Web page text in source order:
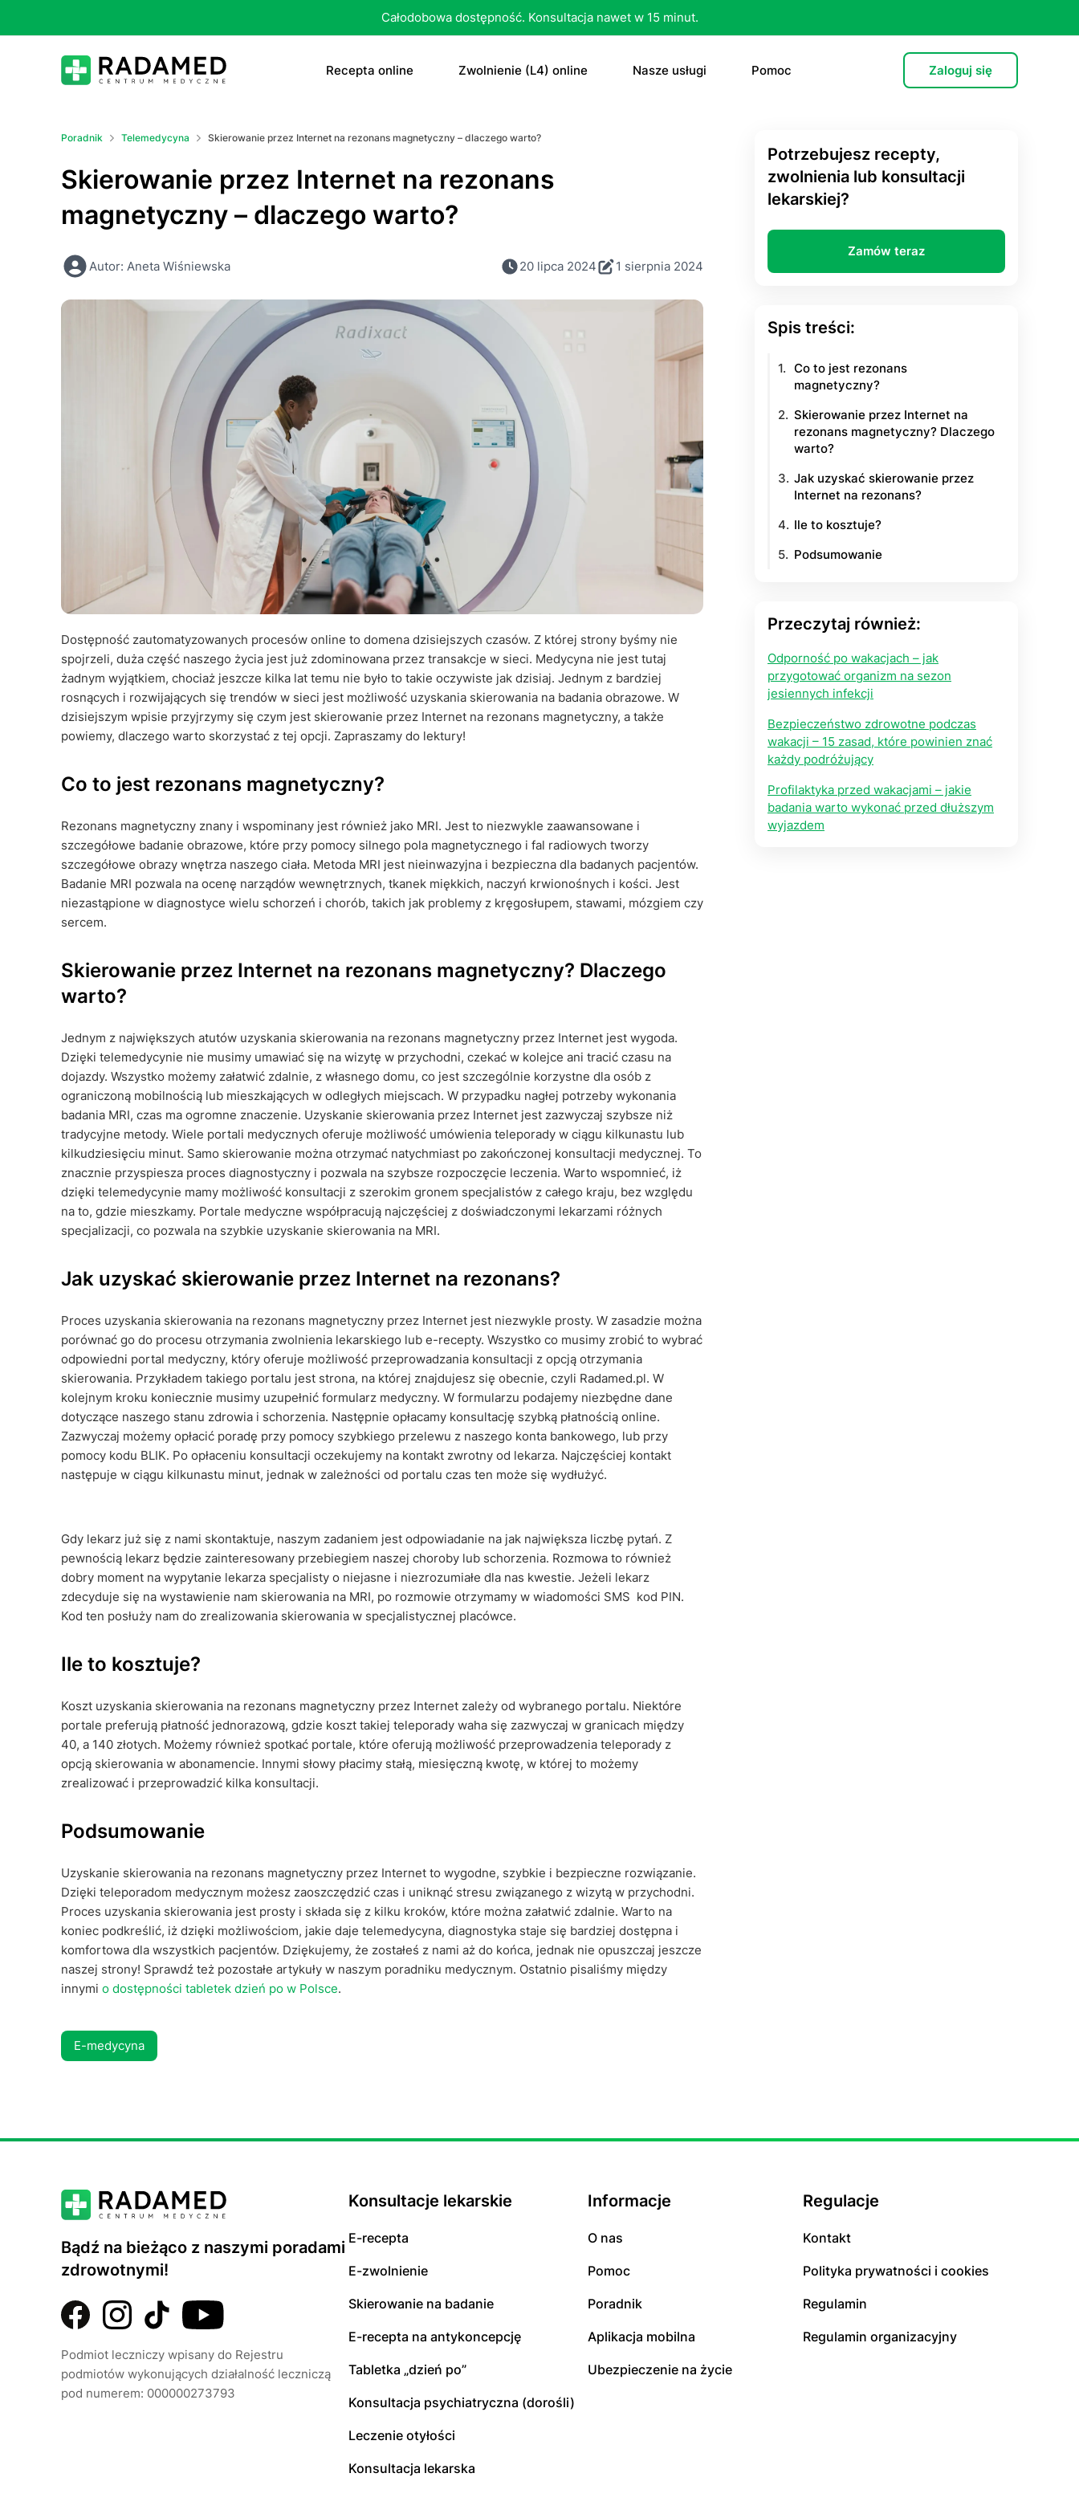
Całodobowa dostępność. Konsultacja nawet w 15 minut.
Recepta online Zwolnienie (L4) online Nasze usługi
Konsultacja lekarska
MRI
Konsultacja psychiatryczna (dorośli)
Antykoncepcja hormonalna
Tabletka „dzień po”
Pomoc Zaloguj się
Poradnik Telemedycyna Skierowanie przez Internet na rezonans magnetyczny – dlaczego warto?
Skierowanie przez Internet na rezonans
magnetyczny – dlaczego warto?
Autor: Aneta Wiśniewska 20 lipca 2024 1 sierpnia 2024
Dostępność zautomatyzowanych procesów online to domena dzisiejszych czasów. Z której strony byśmy nie
spojrzeli, duża część naszego życia jest już zdominowana przez transakcje w sieci. Medycyna nie jest tutaj
żadnym wyjątkiem, chociaż jeszcze kilka lat temu nie było to takie oczywiste jak dzisiaj. Jednym z bardziej
rosnących i rozwijających się trendów w sieci jest możliwość uzyskania skierowania na badania obrazowe. W
dzisiejszym wpisie przyjrzymy się czym jest skierowanie przez Internet na rezonans magnetyczny, a także
powiemy, dlaczego warto skorzystać z tej opcji. Zapraszamy do lektury!
Co to jest rezonans magnetyczny?
Rezonans magnetyczny znany i wspominany jest również jako MRI. Jest to niezwykle zaawansowane i
szczegółowe badanie obrazowe, które przy pomocy silnego pola magnetycznego i fal radiowych tworzy
szczegółowe obrazy wnętrza naszego ciała. Metoda MRI jest nieinwazyjna i bezpieczna dla badanych pacjentów.
Badanie MRI pozwala na ocenę narządów wewnętrznych, tkanek miękkich, naczyń krwionośnych i kości. Jest
niezastąpione w diagnostyce wielu schorzeń i chorób, takich jak problemy z kręgosłupem, stawami, mózgiem czy
sercem.
Skierowanie przez Internet na rezonans magnetyczny? Dlaczego
warto?
Jednym z największych atutów uzyskania skierowania na rezonans magnetyczny przez Internet jest wygoda.
Dzięki telemedycynie nie musimy umawiać się na wizytę w przychodni, czekać w kolejce ani tracić czasu na
dojazdy. Wszystko możemy załatwić zdalnie, z własnego domu, co jest szczególnie korzystne dla osób z
ograniczoną mobilnością lub mieszkających w odległych miejscach. W przypadku nagłej potrzeby wykonania
badania MRI, czas ma ogromne znaczenie. Uzyskanie skierowania przez Internet jest zazwyczaj szybsze niż
tradycyjne metody. Wiele portali medycznych oferuje możliwość umówienia teleporady w ciągu kilkunastu lub
kilkudziesięciu minut. Samo skierowanie można otrzymać natychmiast po zakończonej konsultacji medycznej. To
znacznie przyspiesza proces diagnostyczny i pozwala na szybsze rozpoczęcie leczenia. Warto wspomnieć, iż
dzięki telemedycynie mamy możliwość konsultacji z szerokim gronem specjalistów z całego kraju, bez względu
na to, gdzie mieszkamy. Portale medyczne współpracują najczęściej z doświadczonymi lekarzami różnych
specjalizacji, co pozwala na szybkie uzyskanie skierowania na MRI.
Jak uzyskać skierowanie przez Internet na rezonans?
Proces uzyskania skierowania na rezonans magnetyczny przez Internet jest niezwykle prosty. W zasadzie można
porównać go do procesu otrzymania zwolnienia lekarskiego lub e-recepty. Wszystko co musimy zrobić to wybrać
odpowiedni portal medyczny, który oferuje możliwość przeprowadzania konsultacji z opcją otrzymania
skierowania. Przykładem takiego portalu jest strona, na której znajdujesz się obecnie, czyli Radamed.pl. W
kolejnym kroku koniecznie musimy uzupełnić formularz medyczny. W formularzu podajemy niezbędne dane
dotyczące naszego stanu zdrowia i schorzenia. Następnie opłacamy konsultację szybką płatnością online.
Zazwyczaj możemy opłacić poradę przy pomocy szybkiego przelewu z naszego konta bankowego, lub przy
pomocy kodu BLIK. Po opłaceniu konsultacji oczekujemy na kontakt zwrotny od lekarza. Najczęściej kontakt
następuje w ciągu kilkunastu minut, jednak w zależności od portalu czas ten może się wydłużyć.
Gdy lekarz już się z nami skontaktuje, naszym zadaniem jest odpowiadanie na jak największa liczbę pytań. Z
pewnością lekarz będzie zainteresowany przebiegiem naszej choroby lub schorzenia. Rozmowa to również
dobry moment na wypytanie lekarza specjalisty o niejasne i niezrozumiałe dla nas kwestie. Jeżeli lekarz
zdecyduje się na wystawienie nam skierowania na MRI, po rozmowie otrzymamy w wiadomości SMS kod PIN.
Kod ten posłuży nam do zrealizowania skierowania w specjalistycznej placówce.
Ile to kosztuje?
Koszt uzyskania skierowania na rezonans magnetyczny przez Internet zależy od wybranego portalu. Niektóre
portale preferują płatność jednorazową, gdzie koszt takiej teleporady waha się zazwyczaj w granicach między
40, a 140 złotych. Możemy również spotkać portale, które oferują możliwość przeprowadzenia teleporady z
opcją skierowania w abonamencie. Innymi słowy płacimy stałą, miesięczną kwotę, w której to możemy
zrealizować i przeprowadzić kilka konsultacji.
Podsumowanie
Uzyskanie skierowania na rezonans magnetyczny przez Internet to wygodne, szybkie i bezpieczne rozwiązanie.
Dzięki teleporadom medycznym możesz zaoszczędzić czas i uniknąć stresu związanego z wizytą w przychodni.
Proces uzyskania skierowania jest prosty i składa się z kilku kroków, które można załatwić zdalnie. Warto na
koniec podkreślić, iż dzięki możliwościom, jakie daje telemedycyna, diagnostyka staje się bardziej dostępna i
komfortowa dla wszystkich pacjentów. Dziękujemy, że zostałeś z nami aż do końca, jednak nie opuszczaj jeszcze
naszej strony! Sprawdź też pozostałe artykuły w naszym poradniku medycznym. Ostatnio pisaliśmy między
innymi o dostępności tabletek dzień po w Polsce.
E-medycyna
Potrzebujesz recepty,
zwolnienia lub konsultacji
lekarskiej?
Zamów teraz
Spis treści:
Co to jest rezonans
magnetyczny?
Skierowanie przez Internet na
rezonans magnetyczny? Dlaczego
warto?
Jak uzyskać skierowanie przez
Internet na rezonans?
Ile to kosztuje?
Podsumowanie
Przeczytaj również:
Odporność po wakacjach – jak
przygotować organizm na sezon
jesiennych infekcji
Bezpieczeństwo zdrowotne podczas
wakacji – 15 zasad, które powinien znać
każdy podróżujący
Profilaktyka przed wakacjami – jakie
badania warto wykonać przed dłuższym
wyjazdem
Bądź na bieżąco z naszymi poradami
zdrowotnymi!
Podmiot leczniczy wpisany do Rejestru
podmiotów wykonujących działalność leczniczą
pod numerem: 000000273793
Konsultacje lekarskie
E-recepta
E-zwolnienie
Skierowanie na badanie
E-recepta na antykoncepcję
Tabletka „dzień po”
Konsultacja psychiatryczna (dorośli)
Leczenie otyłości
Konsultacja lekarska
Informacje
O nas
Pomoc
Poradnik
Aplikacja mobilna
Ubezpieczenie na życie
Regulacje
Kontakt
Polityka prywatności i cookies
Regulamin
Regulamin organizacyjny